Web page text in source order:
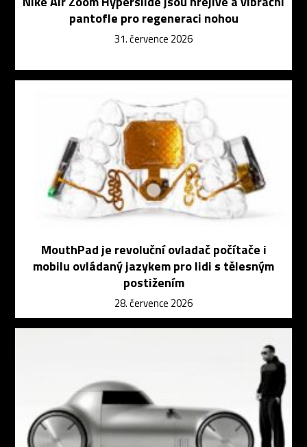
pantofle pro regeneraci nohou
31. července 2026
MouthPad je revoluční ovladač počítače i
mobilu ovládaný jazykem pro lidi s tělesným
postižením
28. července 2026